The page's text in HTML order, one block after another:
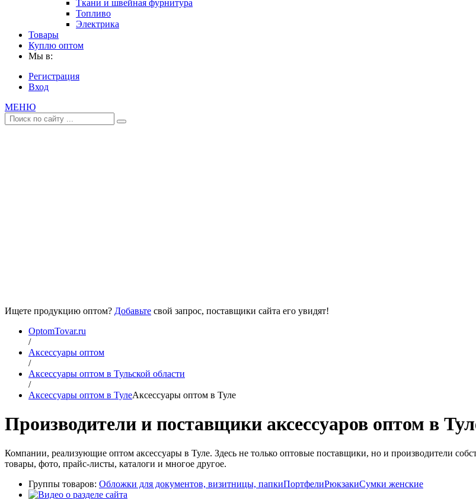
Ткани и швейная фурнитура
Топливо
Электрика
Товары
Куплю оптом
Мы в:
Регистрация
Вход
МЕНЮ
Ищете продукцию оптом? Добавьте свой запрос, поставщики сайта его увидят!
OptomTovar.ru
/
Аксессуары оптом
/
Аксессуары оптом в Тульской области
/
Аксессуары оптом в ТулеАксессуары оптом в Туле
Производители и поставщики аксессуаров оптом в
Компании, реализующие оптом аксессуары в Туле. Здесь не только оптовые поставщики, но и производители
товары, фото, прайс-листы, каталоги и многое другое.
Группы товаров: Обложки для документов, визитницы, папкиПортфелиРюкзакиСумки женские